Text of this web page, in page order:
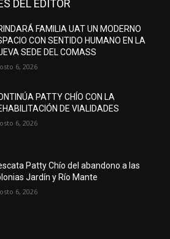
DEL EDITOR
FAMILIA UAT UN MODERNO
CON SENTIDO HUMANO EN LA
SEDE DEL COMASS
6, 2026
PATTY CHÍO CON LA
DE VIALIDADES
6, 2026
Patty Chío del abandono a las
Jardín y Río Mante
6, 2026